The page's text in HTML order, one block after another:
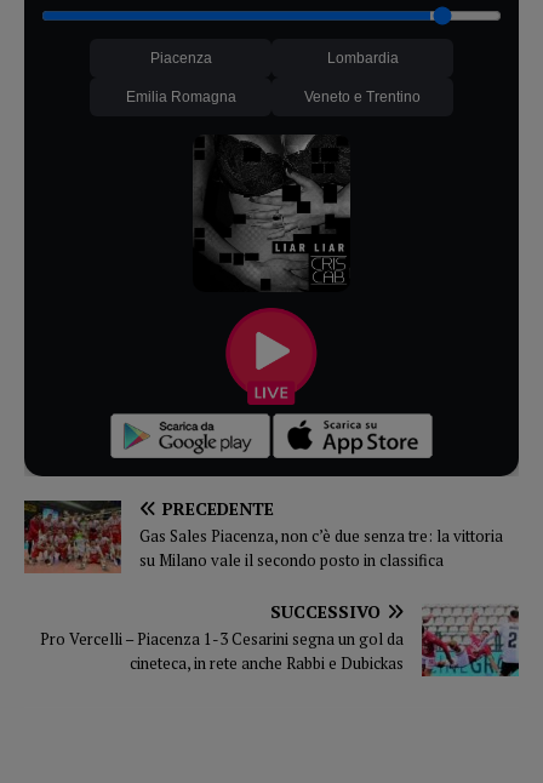
Piacenza Lombardia
Emilia Romagna Veneto e Trentino
PRECEDENTE
Gas Sales Piacenza, non c’è due senza tre: la vittoria
su Milano vale il secondo posto in classifica
SUCCESSIVO
Pro Vercelli – Piacenza 1-3 Cesarini segna un gol da
cineteca, in rete anche Rabbi e Dubickas